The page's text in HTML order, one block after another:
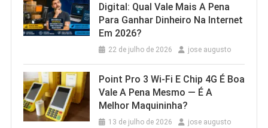
Digital: Qual Vale Mais A Pena
Para Ganhar Dinheiro Na Internet
Em 2026?
22 de julho de 2026 jose augusto
Point Pro 3 Wi‑Fi E Chip 4G É Boa
Vale A Pena Mesmo — É A
Melhor Maquininha?
13 de julho de 2026 jose augusto